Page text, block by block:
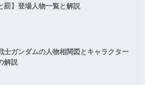
罰】登場人物一覧と解説
士ガンダムの人物相関図とキャラクター
解説